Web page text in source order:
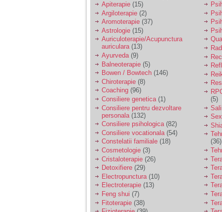
sau psihiatru.
Sunt casatorita, am
31 de ani si un copil in
varsta de 2 ani care
mi-e lumina ochilor.
De ceva timp simt ca
mi s-a adunat
oboseala, o oboseala
cronica de care nu pot
scapa si simt ca din
cauza ei nu pot
controla nervii si
cateodata are copilul
de suferit.
Am o bariera peste
care nu pot trece:
prietena mea a ramas
insarcinata cu o fata.
Am fost de comun
acord sa facem un
copil, cu gandul ca e
baiat.
Apiterapie (15)
Argiloterapie (2)
Aromoterapie (37)
Astrologie (15)
Auriculoterapie/Acupunctura
auriculara(13)
Ayurveda(9)
Balneoterapie (5)
Bowen / Bowtech (146)
Chiroterapie (8)
Coaching (96)
Consiliere genetica(1)
Consiliere pentru dezvoltare
personala (132)
Consiliere psihologica(82)
Consiliere vocationala (54)
Constelatii familiale (18)
Cosmetologie (3)
Cristaloterapie (26)
Detoxifiere (29)
Electropunctura (10)
Electroterapie (13)
Feng shui (7)
Fitoterapie (38)
(5)
(36)